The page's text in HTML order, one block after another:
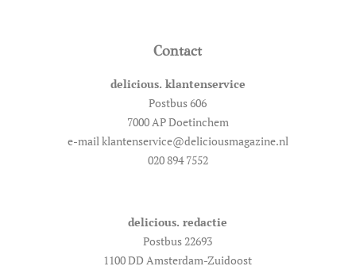
Contact
delicious. klantenservice
Postbus 606
7000 AP Doetinchem
e-mail klantenservice@deliciousmagazine.nl
020 894 7552
delicious. redactie
Postbus 22693
1100 DD Amsterdam-Zuidoost